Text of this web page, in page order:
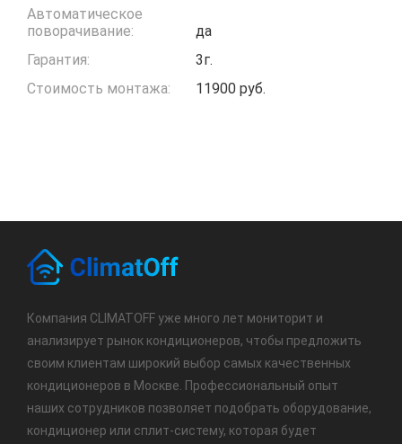
Автоматическое
поворачивание:
да
Гарантия:
3г.
Стоимость монтажа:
11900 руб.
Компания CLIMATOFF уже много лет мониторит и
анализирует рынок кондиционеров, чтобы предложить
своим клиентам широкий выбор самых качественных
кондиционеров в Москве. Профессиональный опыт
наших сотрудников позволяет подобрать оборудование,
кондиционер или сплит-систему, которая будет